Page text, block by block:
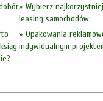
Wybierz
leasing samochodów
Opakowania
indywidualnym